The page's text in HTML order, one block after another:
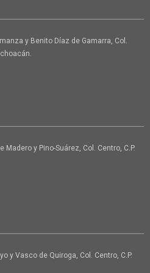
y Benito Díaz de Gamarra, Col.
y Pino-Suárez, Col. Centro, C.P.
y Vasco de Quiroga, Col. Centro, C.P.